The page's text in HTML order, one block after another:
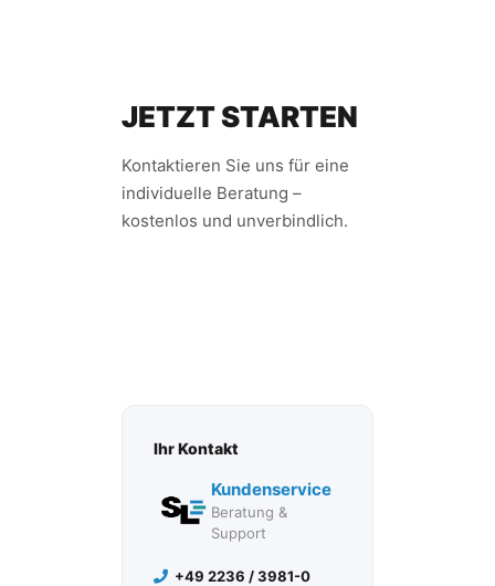
JETZT STARTEN
Kontaktieren Sie uns für eine
individuelle Beratung –
kostenlos und unverbindlich.
Ihr Kontakt
Kundenservice
Beratung &
Support
+49 2236 / 3981-0